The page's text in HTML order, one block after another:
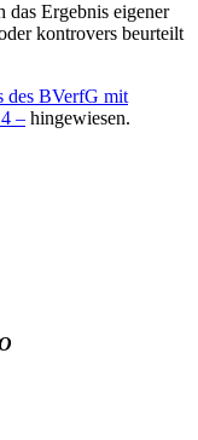
das Ergebnis eigener
kontrovers beurteilt
des BVerfG mit
– hingewiesen.